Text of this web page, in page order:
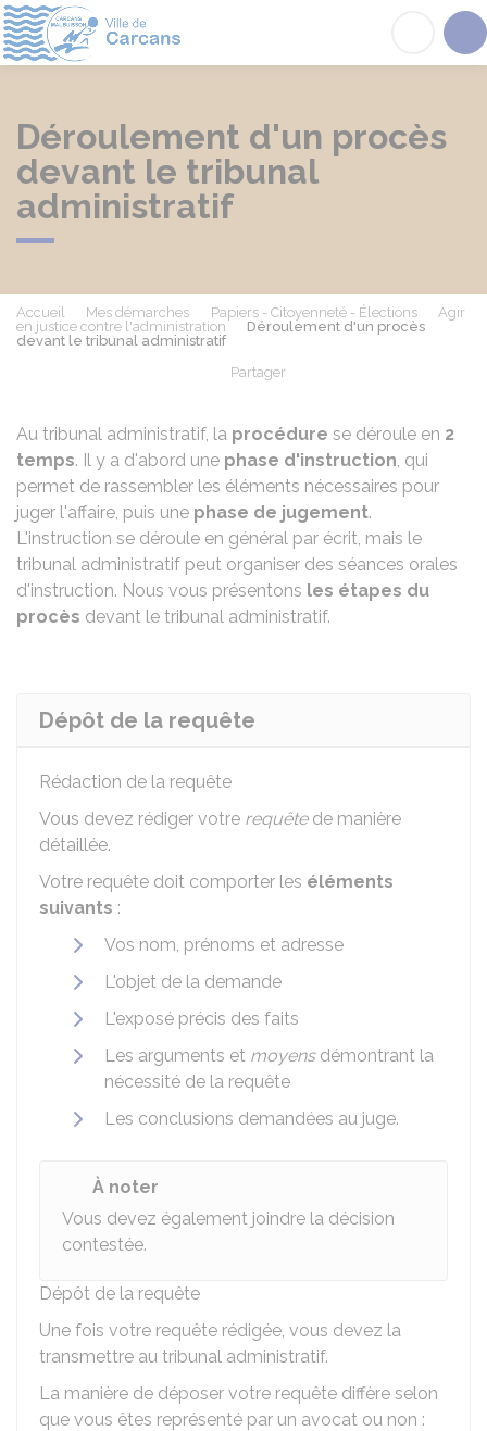
Déroulement d'un procès
devant le tribunal
administratif
Accueil Mes démarches Papiers - Citoyenneté - Élections
Agir
en justice contre l'administration
Déroulement d'un procès
devant le tribunal administratif
Partager
Au tribunal administratif, la procédure se déroule en 2
temps. Il y a d'abord une phase d'instruction, qui
permet de rassembler les éléments nécessaires pour
juger l'affaire, puis une phase de jugement.
L'instruction se déroule en général par écrit, mais le
tribunal administratif peut organiser des séances orales
d'instruction. Nous vous présentons les étapes du
procès devant le tribunal administratif.
Dépôt de la requête
Rédaction de la requête
Vous devez rédiger votre requêtede manière
détaillée.
Votre requête doit comporter les éléments
suivants :
Vos nom, prénoms et adresse
L'objet de la demande
L'exposé précis des faits
Les arguments et moyensdémontrant la
nécessité de la requête
Les conclusions demandées au juge.
À noter
Vous devez également joindre la décision
contestée.
Dépôt de la requête
Une fois votre requête rédigée, vous devez la
transmettre au tribunal administratif.
La manière de déposer votre requête diffère selon
que vous êtes représenté par un avocat ou non :